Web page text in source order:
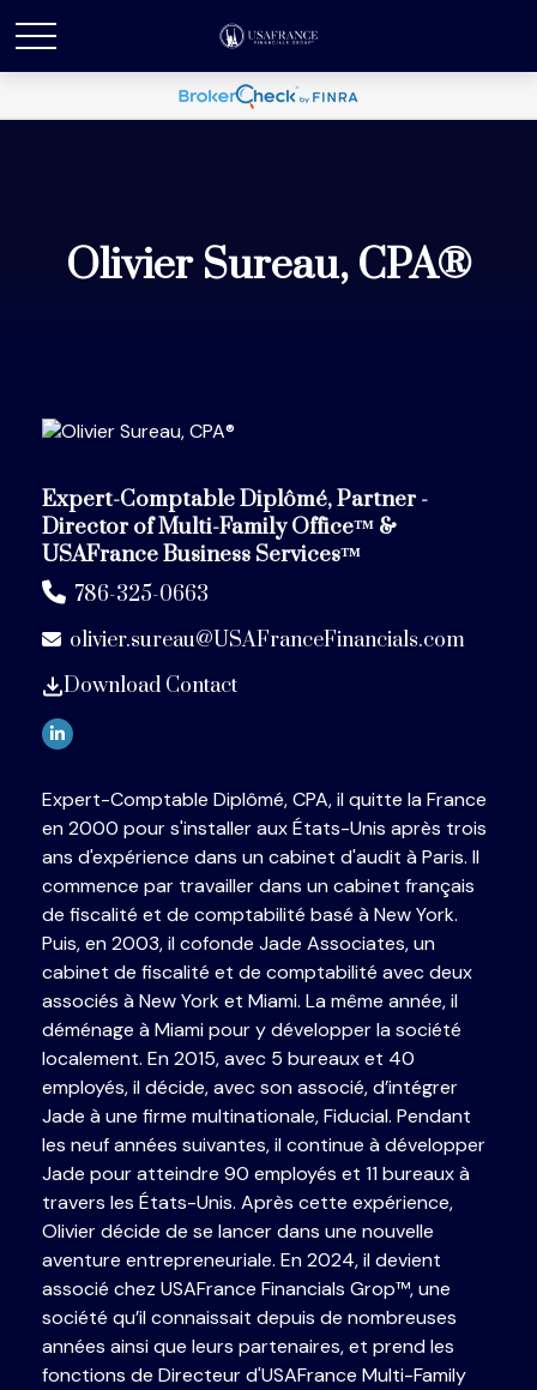
Olivier Sureau, CPA®
Expert-Comptable Diplômé, Partner -
Director of Multi-Family Office™ &
USAFrance Business Services™
786-325-0663
olivier.sureau@USAFranceFinancials.com
Download Contact
Expert-Comptable Diplômé, CPA, il quitte la France
en 2000 pour s'installer aux États-Unis après trois
ans d'expérience dans un cabinet d'audit à Paris. Il
commence par travailler dans un cabinet français
de fiscalité et de comptabilité basé à New York.
Puis, en 2003, il cofonde Jade Associates, un
cabinet de fiscalité et de comptabilité avec deux
associés à New York et Miami. La même année, il
déménage à Miami pour y développer la société
localement. En 2015, avec 5 bureaux et 40
employés, il décide, avec son associé, d’intégrer
Jade à une firme multinationale, Fiducial. Pendant
les neuf années suivantes, il continue à développer
Jade pour atteindre 90 employés et 11 bureaux à
travers les États-Unis. Après cette expérience,
Olivier décide de se lancer dans une nouvelle
aventure entrepreneuriale. En 2024, il devient
associé chez USAFrance Financials Grop™, une
société qu’il connaissait depuis de nombreuses
années ainsi que leurs partenaires, et prend les
fonctions de Directeur d'USAFrance Multi-Family